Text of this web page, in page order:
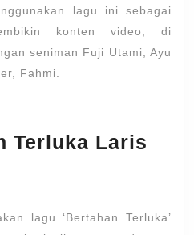
lagu ini sebagai
konten video, di
seniman Fuji Utami, Ayu
Fahmi.
Terluka Laris
lagu ‘Bertahan Terluka’